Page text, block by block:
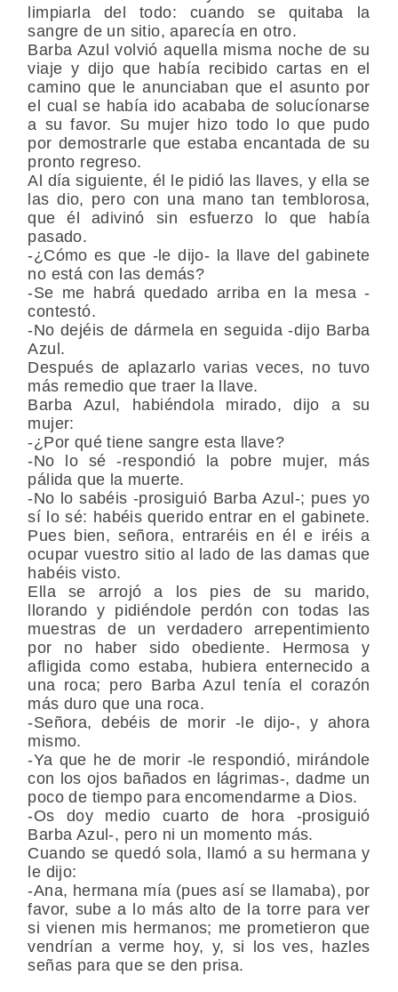
limpiarla del todo: cuando se quitaba la
sangre de un sitio, aparecía en otro.
Barba Azul volvió aquella misma noche de su
viaje y dijo que había recibido cartas en el
camino que le anunciaban que el asunto por
el cual se había ido acababa de solucíonarse
a su favor. Su mujer hizo todo lo que pudo
por demostrarle que estaba encantada de su
pronto regreso.
Al día siguiente, él le pidió las llaves, y ella se
las dio, pero con una mano tan temblorosa,
que él adivinó sin esfuerzo lo que había
pasado.
-¿Cómo es que -le dijo- la llave del gabinete
no está con las demás?
-Se me habrá quedado arriba en la mesa -
contestó.
-No dejéis de dármela en seguida -dijo Barba
Azul.
Después de aplazarlo varias veces, no tuvo
más remedio que traer la llave.
Barba Azul, habiéndola mirado, dijo a su
mujer:
-¿Por qué tiene sangre esta llave?
-No lo sé -respondió la pobre mujer, más
pálida que la muerte.
-No lo sabéis -prosiguió Barba Azul-; pues yo
sí lo sé: habéis querido entrar en el gabinete.
Pues bien, señora, entraréis en él e iréis a
ocupar vuestro sitio al lado de las damas que
habéis visto.
Ella se arrojó a los pies de su marido,
llorando y pidiéndole perdón con todas las
muestras de un verdadero arrepentimiento
por no haber sido obediente. Hermosa y
afligida como estaba, hubiera enternecido a
una roca; pero Barba Azul tenía el corazón
más duro que una roca.
-Señora, debéis de morir -le dijo-, y ahora
mismo.
-Ya que he de morir -le respondió, mirándole
con los ojos bañados en lágrimas-, dadme un
poco de tiempo para encomendarme a Dios.
-Os doy medio cuarto de hora -prosiguió
Barba Azul-, pero ni un momento más.
Cuando se quedó sola, llamó a su hermana y
le dijo:
-Ana, hermana mía (pues así se llamaba), por
favor, sube a lo más alto de la torre para ver
si vienen mis hermanos; me prometieron que
vendrían a verme hoy, y, si los ves, hazles
señas para que se den prisa.